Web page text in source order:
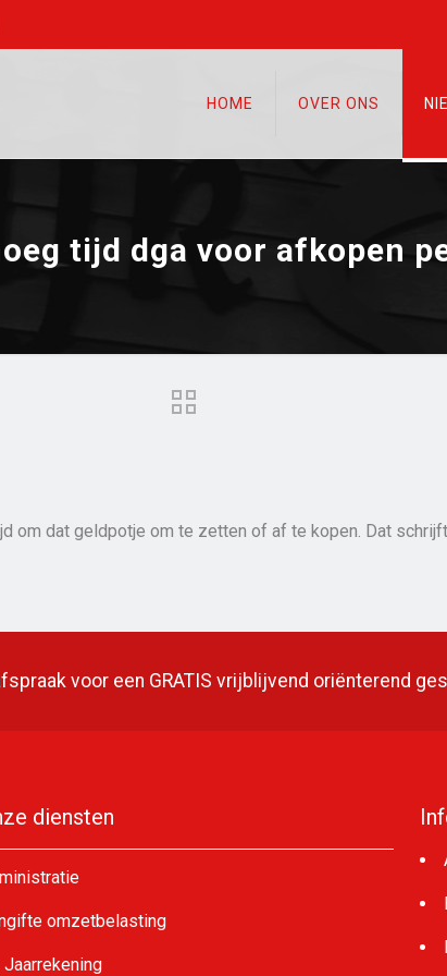
HOME OVER ONS
tijd dga voor afkopen
om dat geldpotje om te zetten of af te kopen. Dat
voor een GRATIS vrijblijvend oriënterend
diensten
omzetbelasting
Jaarrekening